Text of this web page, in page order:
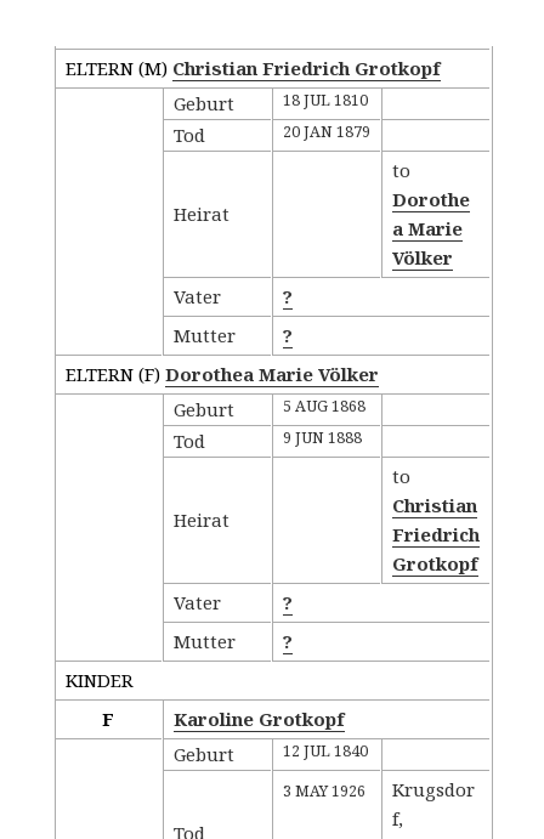
ELTERN (M) Christian Friedrich Grotkopf
Geburt
18 JUL 1810
Tod 20 JAN 1879
Heirat
to
Dorothe
a Marie
Völker
Vater
?
Mutter
?
ELTERN (F) Dorothea Marie Völker
Geburt
5 AUG 1868
Tod 9 JUN 1888
Heirat
to
Christian
Friedrich
Grotkopf
Vater
?
Mutter
?
KINDER
F
Karoline Grotkopf
Geburt
12 JUL 1840
Tod
3 MAY 1926
Krugsdor
f,